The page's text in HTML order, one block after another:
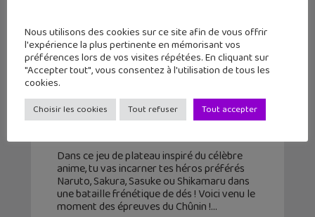
Naruto Ninja Arena : un jeu de
plateau pour devenir le meilleur
ninja de Konoha !
14 décembre 2020
Dans ce jeu de plateau inspiré du célèbre
anime, tu vas incarner tes héros préférés
Naruto, Sakura, Sasuke ou Shikamaru dans
une bataille frénétique de dés ! Voici venu le
moment des épreuves du Chûnin !
Nous utilisons des cookies sur ce site afin de vous offrir
l'expérience la plus pertinente en mémorisant vos
préférences lors de vos visites répétées. En cliquant sur
"Accepter tout", vous consentez à l'utilisation de tous les
cookies.
Choisir les cookies Tout refuser Tout accepter